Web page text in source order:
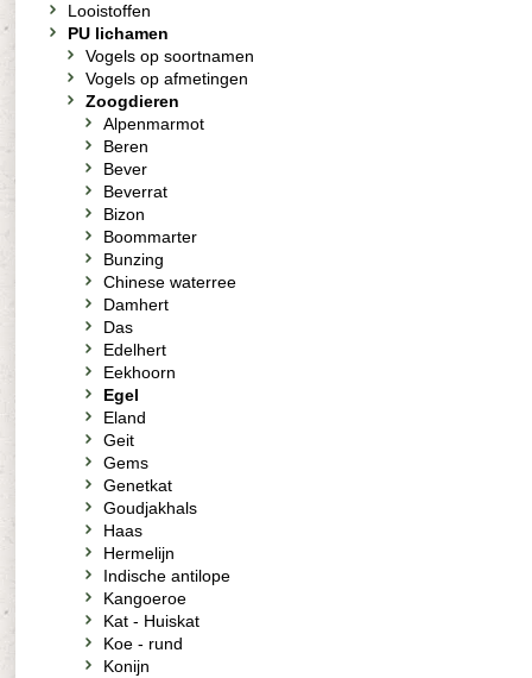
Looistoffen
PU lichamen
Vogels op soortnamen
Vogels op afmetingen
Zoogdieren
Alpenmarmot
Beren
Bever
Beverrat
Bizon
Boommarter
Bunzing
Chinese waterree
Damhert
Das
Edelhert
Eekhoorn
Egel
Eland
Geit
Gems
Genetkat
Goudjakhals
Haas
Hermelijn
Indische antilope
Kangoeroe
Kat - Huiskat
Koe - rund
Konijn